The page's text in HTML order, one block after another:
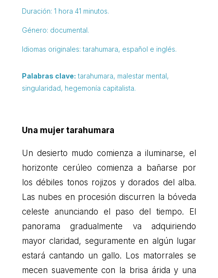
Duración: 1 hora 41 minutos.
Género: documental.
Idiomas originales: tarahumara, español e inglés.
Palabras clave: tarahumara, malestar mental,
singularidad, hegemonía capitalista.
Una mujer tarahumara
Un desierto mudo comienza a iluminarse, el
horizonte cerúleo comienza a bañarse por
los débiles tonos rojizos y dorados del alba.
Las nubes en procesión discurren la bóveda
celeste anunciando el paso del tiempo. El
panorama gradualmente va adquiriendo
mayor claridad, seguramente en algún lugar
estará cantando un gallo. Los matorrales se
mecen suavemente con la brisa árida y una